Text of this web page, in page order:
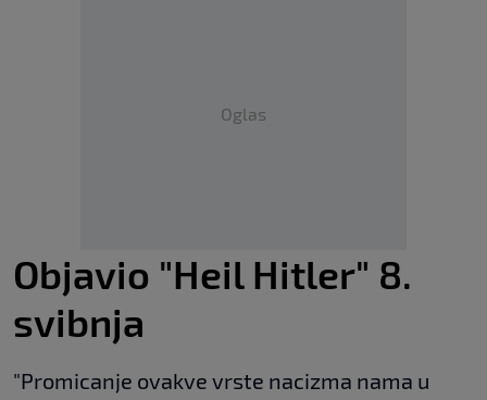
Oglas
Objavio "Heil Hitler" 8.
svibnja
"Promicanje ovakve vrste nacizma nama u